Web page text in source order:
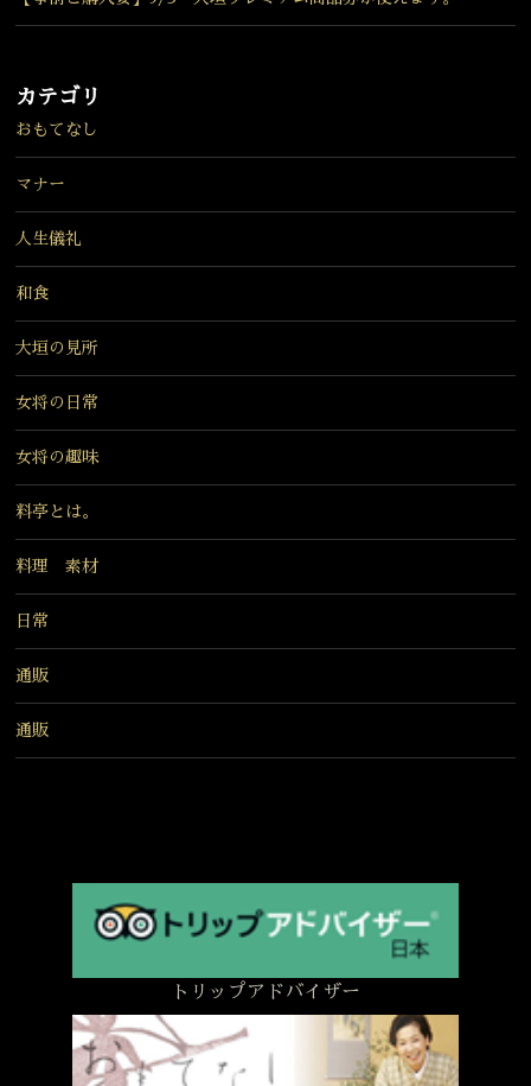
カテゴリ
おもてなし
マナー
人生儀礼
和食
大垣の見所
女将の日常
女将の趣味
料亭とは。
料理 素材
日常
通販
通販
トリップアドバイザー